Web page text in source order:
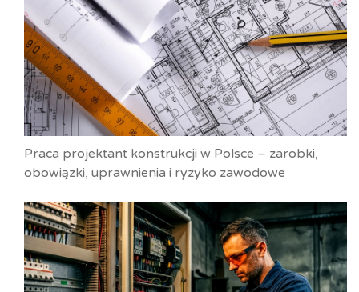
Praca projektant konstrukcji w Polsce – zarobki,
obowiązki, uprawnienia i ryzyko zawodowe